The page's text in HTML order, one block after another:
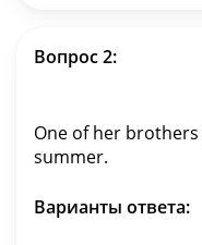
Вопрос 2:
One of her
summer.
Варианты ответа: